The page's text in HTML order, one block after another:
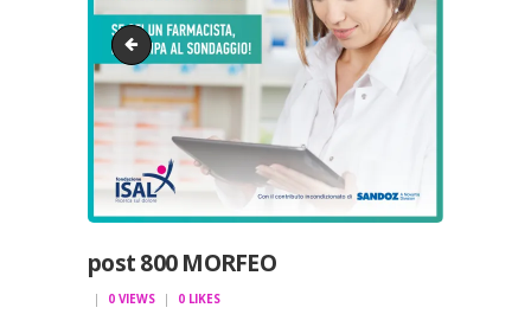
Immagine sito
post 800 MORFEO
0 VIEWS 0 LIKES